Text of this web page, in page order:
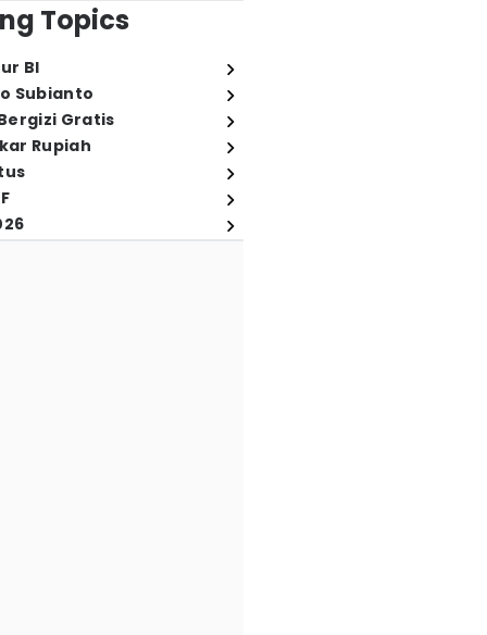
Topics
BI
Subianto
Gratis
Rupiah